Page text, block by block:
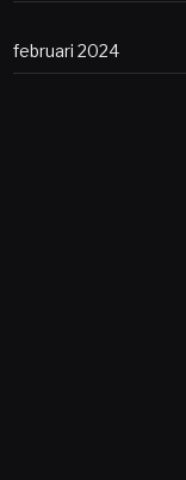
februari 2024